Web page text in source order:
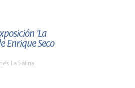
'La
Enrique Seco
La Salina